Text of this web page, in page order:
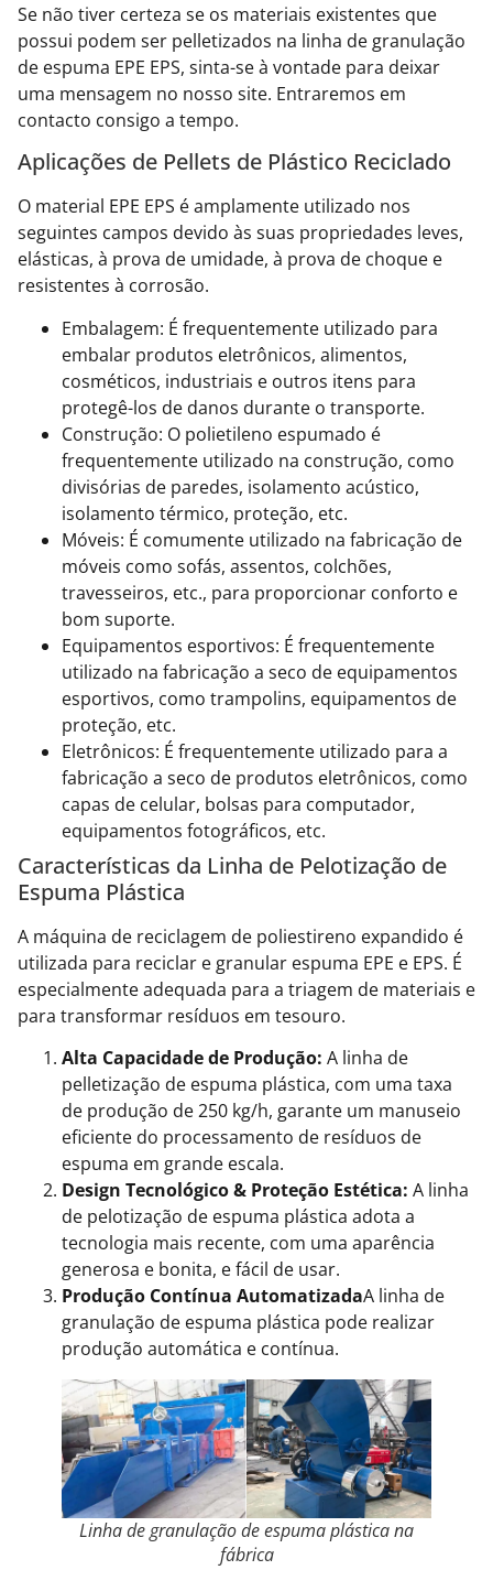
Se não tiver certeza se os materiais existentes que
possui podem ser pelletizados na linha de granulação
de espuma EPE EPS, sinta-se à vontade para deixar
uma mensagem no nosso site. Entraremos em
contacto consigo a tempo.
Aplicações de Pellets de Plástico Reciclado
O material EPE EPS é amplamente utilizado nos
seguintes campos devido às suas propriedades leves,
elásticas, à prova de umidade, à prova de choque e
resistentes à corrosão.
Embalagem: É frequentemente utilizado para
embalar produtos eletrônicos, alimentos,
cosméticos, industriais e outros itens para
protegê-los de danos durante o transporte.
Construção: O polietileno espumado é
frequentemente utilizado na construção, como
divisórias de paredes, isolamento acústico,
isolamento térmico, proteção, etc.
Móveis: É comumente utilizado na fabricação de
móveis como sofás, assentos, colchões,
travesseiros, etc., para proporcionar conforto e
bom suporte.
Equipamentos esportivos: É frequentemente
utilizado na fabricação a seco de equipamentos
esportivos, como trampolins, equipamentos de
proteção, etc.
Eletrônicos: É frequentemente utilizado para a
fabricação a seco de produtos eletrônicos, como
capas de celular, bolsas para computador,
equipamentos fotográficos, etc.
Características da Linha de Pelotização de
Espuma Plástica
A máquina de reciclagem de poliestireno expandido é
utilizada para reciclar e granular espuma EPE e EPS. É
especialmente adequada para a triagem de materiais e
para transformar resíduos em tesouro.
Alta Capacidade de Produção: A linha de
pelletização de espuma plástica, com uma taxa
de produção de 250 kg/h, garante um manuseio
eficiente do processamento de resíduos de
espuma em grande escala.
Design Tecnológico & Proteção Estética: A linha
de pelotização de espuma plástica adota a
tecnologia mais recente, com uma aparência
generosa e bonita, e fácil de usar.
Produção Contínua AutomatizadaA linha de
granulação de espuma plástica pode realizar
produção automática e contínua.
Linha de granulação de espuma plástica na
fábrica